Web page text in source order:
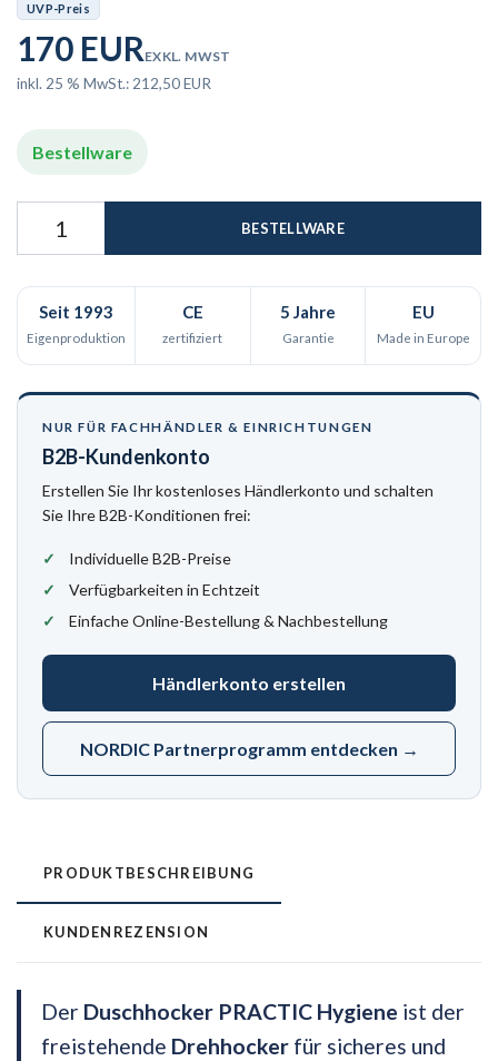
UVP-Preis
170 EUREXKL. MWST
inkl. 25 % MwSt.: 212,50 EUR
Bestellware
BESTELLWARE
Seit 1993
Eigenproduktion
CE
zertifiziert
5 Jahre
Garantie
EU
Made in Europe
NUR FÜR FACHHÄNDLER & EINRICHTUNGEN
B2B-Kundenkonto
Erstellen Sie Ihr kostenloses Händlerkonto und schalten
Sie Ihre B2B-Konditionen frei:
Individuelle B2B-Preise
Verfügbarkeiten in Echtzeit
Einfache Online-Bestellung & Nachbestellung
Händlerkonto erstellen
NORDIC Partnerprogramm entdecken →
PRODUKTBESCHREIBUNG
KUNDENREZENSION
Der Duschhocker PRACTIC Hygiene ist der
freistehende Drehhocker für sicheres und